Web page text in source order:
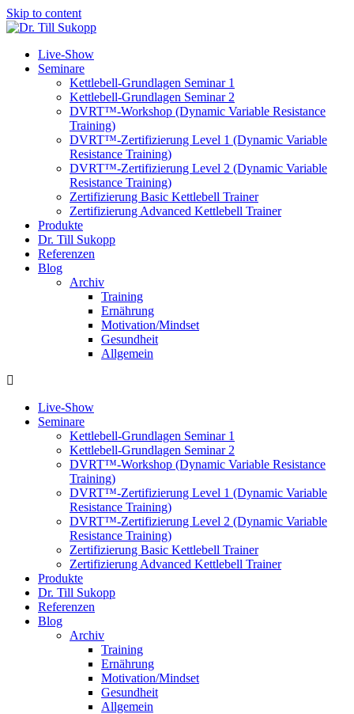
Skip to content
Live-Show
Seminare
Kettlebell-Grundlagen Seminar 1
Kettlebell-Grundlagen Seminar 2
DVRT™-Workshop (Dynamic Variable Resistance
Training)
DVRT™-Zertifizierung Level 1 (Dynamic Variable
Resistance Training)
DVRT™-Zertifizierung Level 2 (Dynamic Variable
Resistance Training)
Zertifizierung Basic Kettlebell Trainer
Zertifizierung Advanced Kettlebell Trainer
Produkte
Dr. Till Sukopp
Referenzen
Blog
Archiv
Training
Ernährung
Motivation/Mindset
Gesundheit
Allgemein
Live-Show
Seminare
Kettlebell-Grundlagen Seminar 1
Kettlebell-Grundlagen Seminar 2
DVRT™-Workshop (Dynamic Variable Resistance
Training)
DVRT™-Zertifizierung Level 1 (Dynamic Variable
Resistance Training)
DVRT™-Zertifizierung Level 2 (Dynamic Variable
Resistance Training)
Zertifizierung Basic Kettlebell Trainer
Zertifizierung Advanced Kettlebell Trainer
Produkte
Dr. Till Sukopp
Referenzen
Blog
Archiv
Training
Ernährung
Motivation/Mindset
Gesundheit
Allgemein